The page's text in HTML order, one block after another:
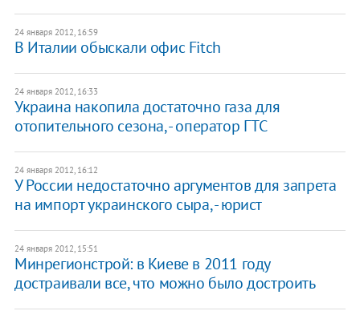
24 января 2012, 16:59
В Италии обыскали офис Fitch
24 января 2012, 16:33
Украина накопила достаточно газа для
отопительного сезона, - оператор ГТС
24 января 2012, 16:12
У России недостаточно аргументов для запрета
на импорт украинского сыра, - юрист
24 января 2012, 15:51
Минрегионстрой: в Киеве в 2011 году
достраивали все, что можно было достроить